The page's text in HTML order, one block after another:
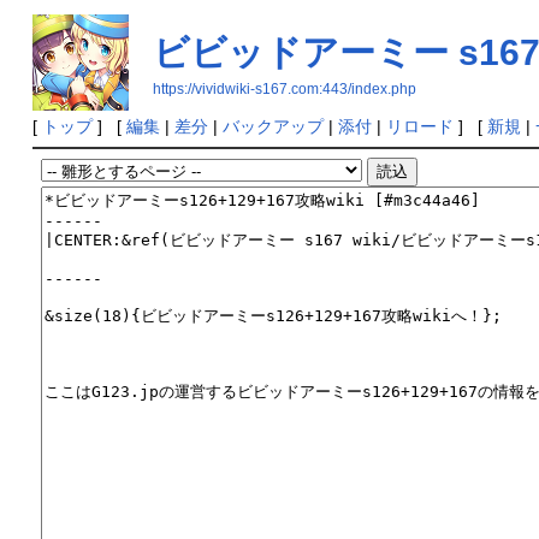
ビビッドアーミー
https://vividwiki-s167.com:443/index.php
[ トップ] [ 編集| 差分| バックアップ| 添付| リロード ] [ 新規 |